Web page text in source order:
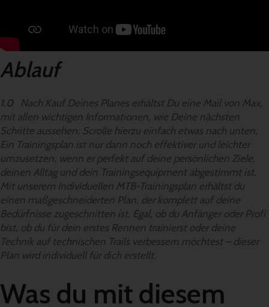
Ablauf
1.0
Nach Kauf Deines Planes erhältst Du eine Mail von Max,
mit allen wichtigen Informationen, wie Deine nächsten
Schritte aussehen. Scrolle hierzu einfach etwas nach unten.
Ein Trainingsplan ist nur dann noch effektiver und leichter
umzusetzen, wenn er perfekt auf deine persönlichen Ziele,
deinen Alltag und dein Trainingsequipment abgestimmt ist.
Mit unserem Individuellen MTB-Trainingsplan erhältst du
einen maßgeschneiderten Plan, der komplett auf deine
Bedürfnisse zugeschnitten ist. Egal, ob du Anfänger oder Profi
bist, ob du für dein erstes Rennen trainierst oder deine
Technik auf technischen Trails verbessern möchtest – dieser
Plan wird individuell für dich erstellt.
Was du mit diesem